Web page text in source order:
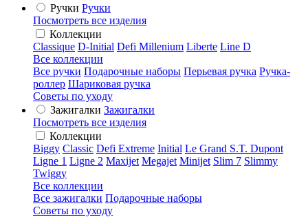
Ручки Ручки
Посмотреть все изделия
Коллекции
Classique D-Initial Defi Millenium Liberte Line D
Все коллекции
Все ручки Подарочные наборы Перьевая ручка Ручка-
роллер Шариковая ручка
Советы по уходу
Зажигалки Зажигалки
Посмотреть все изделия
Коллекции
Biggy Classic Defi Extreme Initial Le Grand S.T. Dupont
Ligne 1 Ligne 2 Maxijet Megajet Minijet Slim 7 Slimmy
Twiggy
Все коллекции
Все зажигалки Подарочные наборы
Советы по уходу